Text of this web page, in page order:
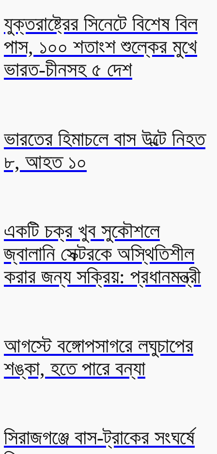
যুক্তরাষ্ট্রের সিনেটে বিশেষ বিল
পাস, ১০০ শতাংশ শুল্কের মুখে
ভারত-চীনসহ ৫ দেশ
ভারতের হিমাচলে বাস উল্টে নিহত
৮, আহত ১০
একটি চক্র খুব সুকৌশলে
জ্বালানি সেক্টরকে অস্থিতিশীল
করার জন্য সক্রিয়: প্রধানমন্ত্রী
আগস্টে বঙ্গোপসাগরে লঘুচাপের
শঙ্কা, হতে পারে বন্যা
সিরাজগঞ্জে বাস-ট্রাকের সংঘর্ষে